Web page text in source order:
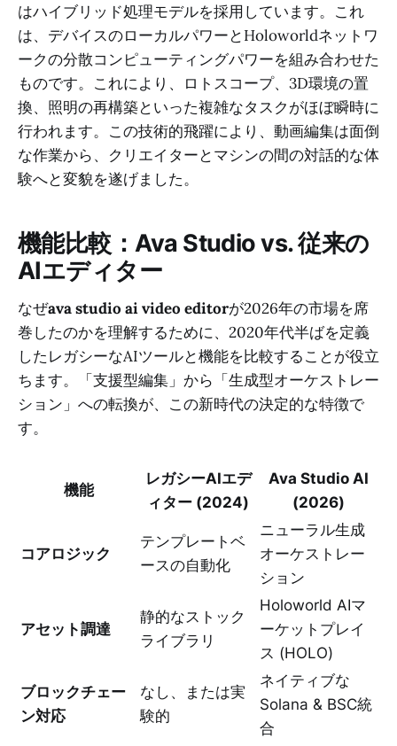
はハイブリッド処理モデルを採用しています。これ
は、デバイスのローカルパワーとHoloworldネットワ
ークの分散コンピューティングパワーを組み合わせた
ものです。これにより、ロトスコープ、3D環境の置
換、照明の再構築といった複雑なタスクがほぼ瞬時に
行われます。この技術的飛躍により、動画編集は面倒
な作業から、クリエイターとマシンの間の対話的な体
験へと変貌を遂げました。
機能比較：Ava Studio vs. 従来の
AIエディター
なぜava studio ai video editorが2026年の市場を席
巻したのかを理解するために、2020年代半ばを定義
したレガシーなAIツールと機能を比較することが役立
ちます。「支援型編集」から「生成型オーケストレー
ション」への転換が、この新時代の決定的な特徴で
す。
機能
レガシーAIエデ
ィター (2024)
Ava Studio AI
(2026)
コアロジック
テンプレートベ
ースの自動化
ニューラル生成
オーケストレー
ション
アセット調達
静的なストック
ライブラリ
Holoworld AIマ
ーケットプレイ
ス (HOLO)
ブロックチェー
ン対応
なし、または実
験的
ネイティブな
Solana & BSC統
合